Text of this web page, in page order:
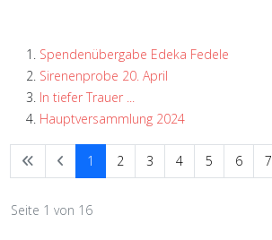
Spendenübergabe Edeka Fedele
Sirenenprobe 20. April
In tiefer Trauer ...
Hauptversammlung 2024
1 2 3 4 5 6 7
Seite 1 von 16